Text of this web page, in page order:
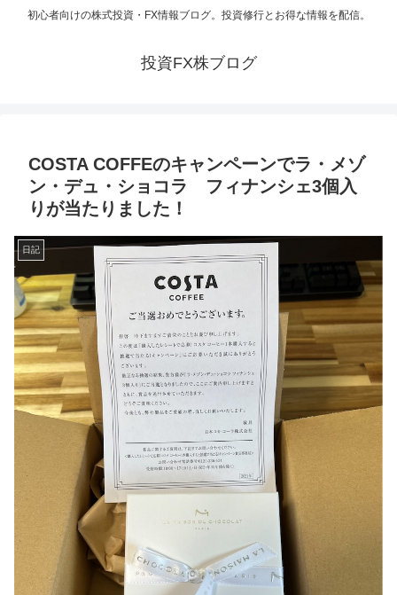
初心者向けの株式投資・FX情報ブログ。投資修行とお得な情報を配信。
投資FX株ブログ
COSTA COFFEのキャンペーンでラ・メゾ
ン・デュ・ショコラ フィナンシェ3個入
りが当たりました！
日記